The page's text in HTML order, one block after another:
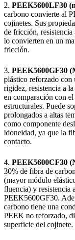
2. PEEK5600LF30
carbono convierte al
cojinetes. Sus
de fricción,
lo convierten en un
fricción.
3. PEEK5600GF30
plástico reforzado
rigidez, resistencia a
en comparación con
estructurales. Puede
prolongados a altas
como componente
idoneidad, ya que la
contacto.
4. PEEK5600CF30
30% de fibra de
(mayor módulo
fluencia) y resistencia
PEEK5600GF30.
carbono tiene una
PEEK no reforzado,
superficie del cojinete.